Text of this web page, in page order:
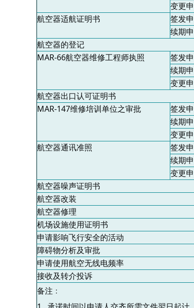
变更
航空器适航证明书 签发
续期
航空器的登记
MAR-66航空器维修工程师执照 签发
续期
变更
航空器出口认可证明书
MAR-147维修培训单位之审批 签发
续期
变更
航空器通讯准照 签发
续期
变更
航空器噪声证明书
航空器改装
航空器修理
机场设施使用证明书
申请影响飞行安全的活动
障碍物分析及审批
申请使用航空无线电频率
接收及转介投诉
备注﹕